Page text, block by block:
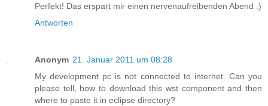
Perfekt! Das erspart mir einen nervenaufreibenden Abend :)
Antworten
Anonym 21. Januar 2011 um 08:28
My development pc is not connected to internet. Can you
please tell, how to download this wst component and then
where to paste it in eclipse directory?